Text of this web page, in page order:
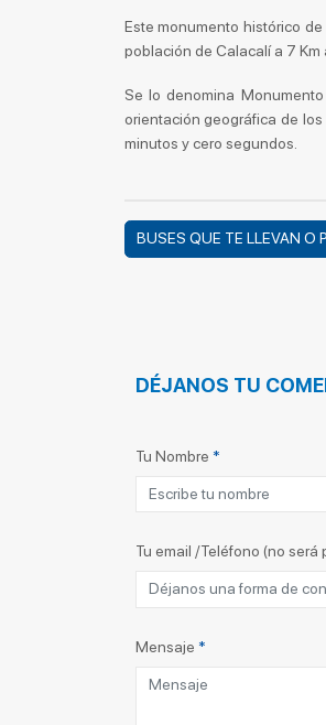
Este monumento histórico
población de Calacalí a 7
Se lo denomina
orientación geográfica de
minutos y cero segundos.
BUSES QUE TE LLEVAN O
DÉJANOS TU
Tu Nombre *
Tu email /Teléfono (no será
Mensaje *